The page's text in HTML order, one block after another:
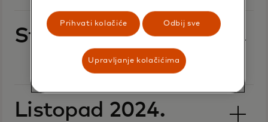
Studeni 2024.
Listopad 2024.
Prihvati kolačiće Odbij sve
Upravljanje kolačićima